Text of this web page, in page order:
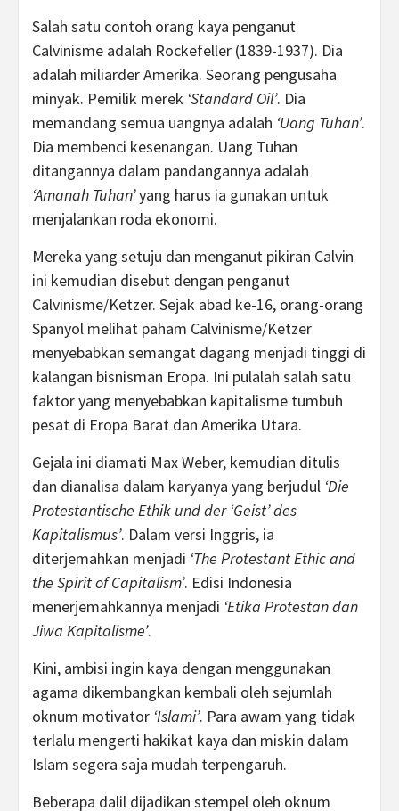
Salah satu contoh orang kaya penganut
Calvinisme adalah Rockefeller (1839-1937). Dia
adalah miliarder Amerika. Seorang pengusaha
minyak. Pemilik merek ‘Standard Oil’. Dia
memandang semua uangnya adalah ‘Uang Tuhan’.
Dia membenci kesenangan. Uang Tuhan
ditangannya dalam pandangannya adalah
‘Amanah Tuhan’yang harus ia gunakan untuk
menjalankan roda ekonomi.
Mereka yang setuju dan menganut pikiran Calvin
ini kemudian disebut dengan penganut
Calvinisme/Ketzer. Sejak abad ke-16, orang-orang
Spanyol melihat paham Calvinisme/Ketzer
menyebabkan semangat dagang menjadi tinggi di
kalangan bisnisman Eropa. Ini pulalah salah satu
faktor yang menyebabkan kapitalisme tumbuh
pesat di Eropa Barat dan Amerika Utara.
Gejala ini diamati Max Weber, kemudian ditulis
dan dianalisa dalam karyanya yang berjudul ‘Die
Protestantische Ethik und der ‘Geist’ des
Kapitalismus’. Dalam versi Inggris, ia
diterjemahkan menjadi ‘The Protestant Ethic and
the Spirit of Capitalism’. Edisi Indonesia
menerjemahkannya menjadi ‘Etika Protestan dan
Jiwa Kapitalisme’.
Kini, ambisi ingin kaya dengan menggunakan
agama dikembangkan kembali oleh sejumlah
oknum motivator ‘Islami’. Para awam yang tidak
terlalu mengerti hakikat kaya dan miskin dalam
Islam segera saja mudah terpengaruh.
Beberapa dalil dijadikan stempel oleh oknum